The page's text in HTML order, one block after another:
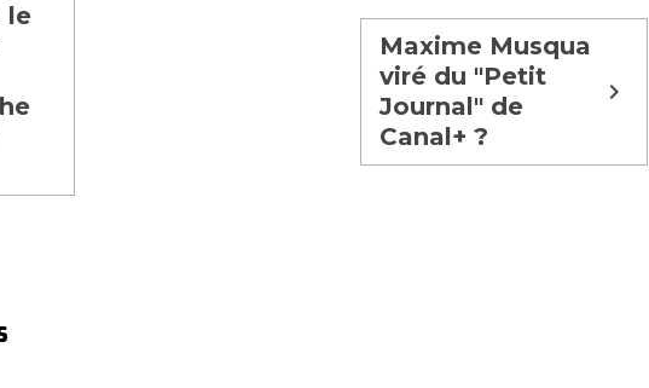
le
Maxime Musqua
viré du "Petit
Journal" de
Canal+ ?